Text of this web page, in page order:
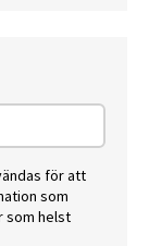
för att
som
som helst